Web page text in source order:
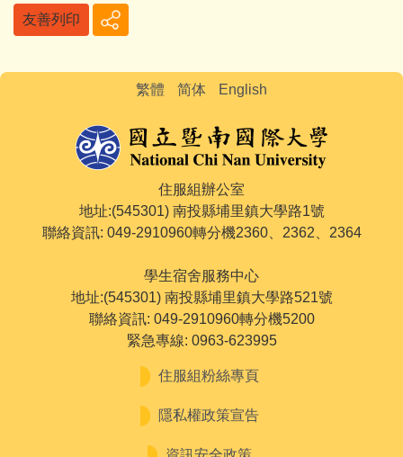
友善列印
繁體 简体 English
住服組辦公室
地址:(545301) 南投縣埔里鎮大學路1號
聯絡資訊: 049-2910960轉分機2360、2362、2364
學生宿舍服務中心
地址:(545301) 南投縣埔里鎮大學路521號
聯絡資訊: 049-2910960轉分機5200
緊急專線: 0963-623995
住服組粉絲專頁
隱私權政策宣告